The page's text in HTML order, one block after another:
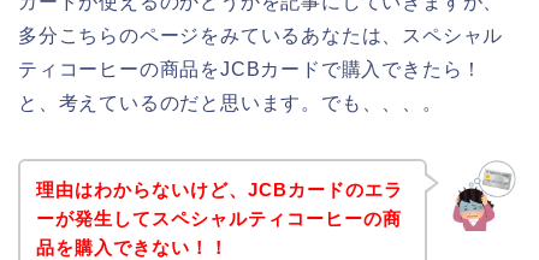
多分こちらのページをみているあなたは、スペシャル
ティコーヒーの商品をJCBカードで購入できたら！
と、考えているのだと思います。でも、、、。
理由はわからないけど、JCBカードのエラ
ーが発生してスペシャルティコーヒーの商
品を購入できない！！